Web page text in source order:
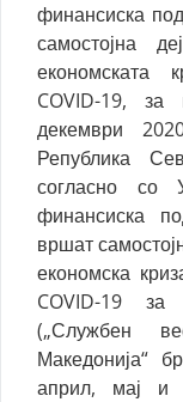
финансиска
самостојна
економската
COVID-19,
декември
Република
согласно со
финансиска
вршат
економска
COVID-19
(„Службен
Македонија“
април, мај и